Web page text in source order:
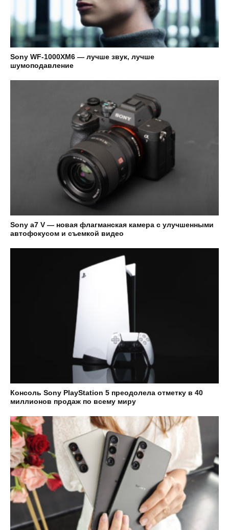
Sony WF-1000XM6 — лучше звук, лучше
шумоподавление
Sony а7 V — новая флагманская камера с улучшенными
автофокусом и съемкой видео
Консоль Sony PlayStation 5 преодолела отметку в 40
миллионов продаж по всему миру